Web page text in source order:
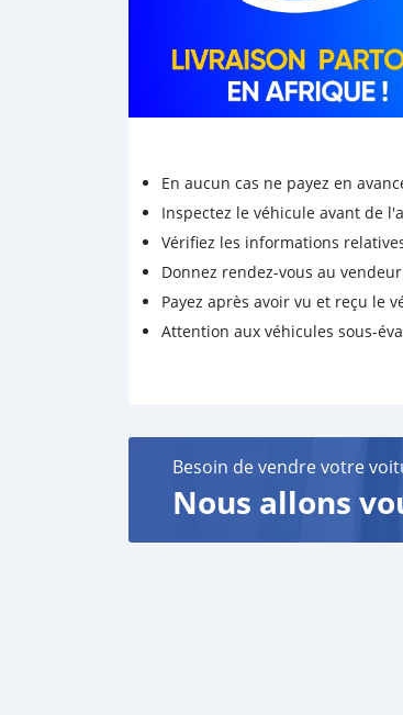
En aucun cas ne payez en
Inspectez le véhicule avant de
Vérifiez les informations
Donnez rendez-vous au
Payez après avoir vu et reçu le
Attention aux véhicules sous-
Besoin de vendre votre
Nous allons